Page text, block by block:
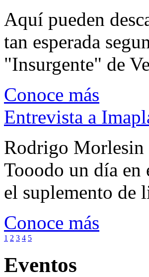
Aquí pueden
tan esperada
"Insurgente" de
Conoce más
Entrevista a
Rodrigo Morlesin
Tooodo un día en
el suplemento de
Conoce más
1 2 3 4 5
Eventos